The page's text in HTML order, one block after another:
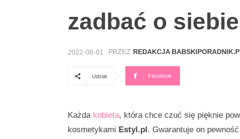
zadbać o siebie
2022-08-01 PRZEZ REDAKCJA
Udział Facebook
Każda kobieta, która chce czuć się pięknie
kosmetykami Estyl.pl. Gwarantuje on